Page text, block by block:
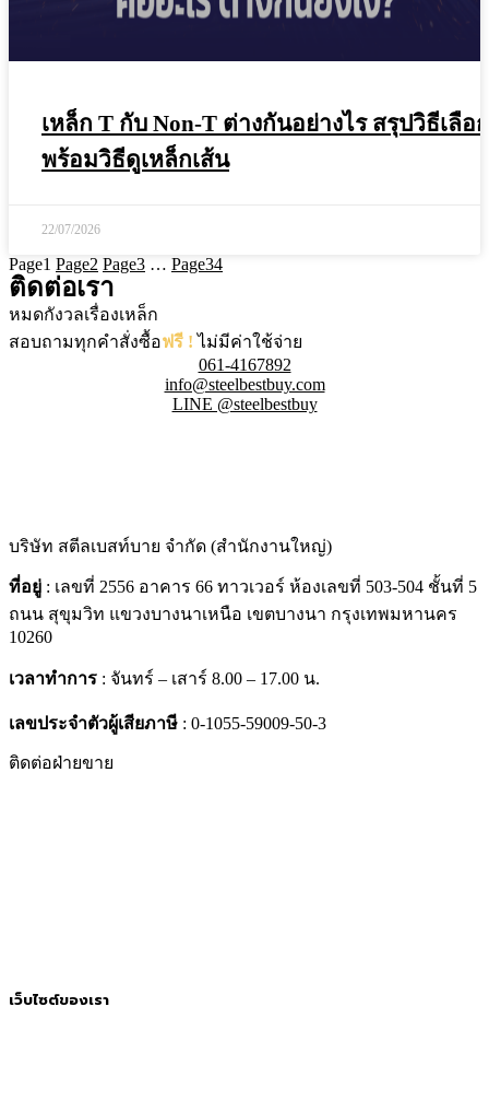
เหล็ก T กับ Non-T ต่างกันอย่างไร สรุปวิธีเลือก
พร้อมวิธีดูเหล็กเส้น
22/07/2026
Page1 Page2 Page3 … Page34
ติดต่อเรา
หมดกังวลเรื่องเหล็ก
สอบถามทุกคำสั่งซื้อฟรี ! ไม่มีค่าใช้จ่าย
061-4167892
info@steelbestbuy.com
LINE @steelbestbuy
บริษัท สตีลเบสท์บาย จำกัด (สำนักงานใหญ่)
ที่อยู่ : เลขที่ 2556 อาคาร 66 ทาวเวอร์ ห้องเลขที่ 503-504 ชั้นที่ 5
ถนน สุขุมวิท แขวงบางนาเหนือ เขตบางนา กรุงเทพมหานคร
10260
เวลาทำการ : จันทร์ – เสาร์ 8.00 – 17.00 น.
เลขประจำตัวผู้เสียภาษี : 0-1055-59009-50-3
ติดต่อฝ่ายขาย
เว็บไซต์ของเรา